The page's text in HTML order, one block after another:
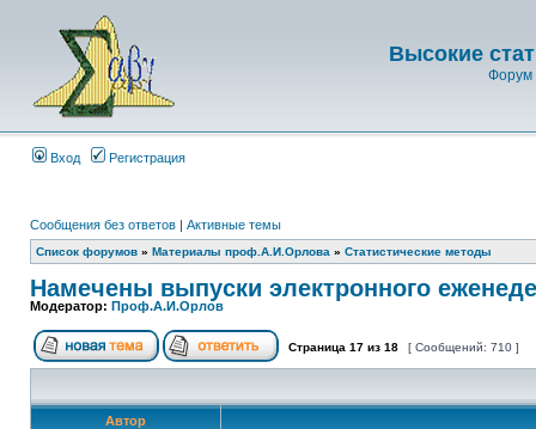
Высокие
Форум
Вход Регистрация
Сообщения без ответов | Активные темы
Список форумов » Материалы проф.А.И.Орлова » Статистические методы
Намечены выпуски электронного
Модератор: Проф.А.И.Орлов
Страница 17 из 18 [ Сообщений: 710 ]
Автор